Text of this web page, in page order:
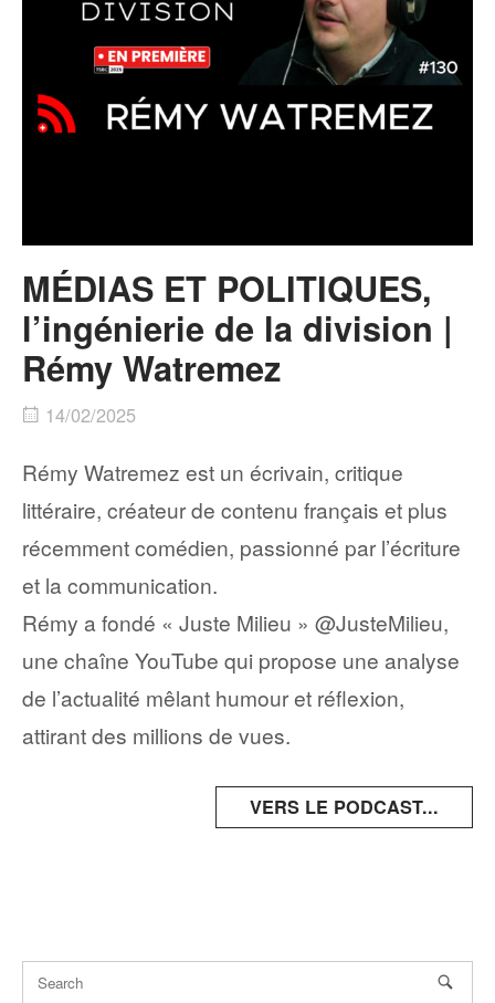
MÉDIAS ET POLITIQUES,
l’ingénierie de la division |
Rémy Watremez
14/02/2025
Rémy Watremez est un écrivain, critique
littéraire, créateur de contenu français et plus
récemment comédien, passionné par l’écriture
et la communication.
Rémy a fondé « Juste Milieu » ‪@JusteMilieu‬,
une chaîne YouTube qui propose une analyse
de l’actualité mêlant humour et réflexion,
attirant des millions de vues.
VERS LE PODCAST...